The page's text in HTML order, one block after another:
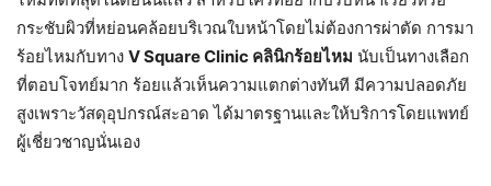
กระชับผิวที่หย่อนคล้อยบริเวณใบหน้าโดยไม่ต้องการผ่าตัด การมา
ร้อยไหมกับทาง V Square Clinic คลินิกร้อยไหม นับเป็นทางเลือก
ที่ตอบโจทย์มาก ร้อยแล้วเห็นความแตกต่างทันที มีความปลอดภัย
สูงเพราะวัสดุอุปกรณ์สะอาด ได้มาตรฐานและให้บริการโดยแพทย์
ผู้เชี่ยวชาญนั่นเอง